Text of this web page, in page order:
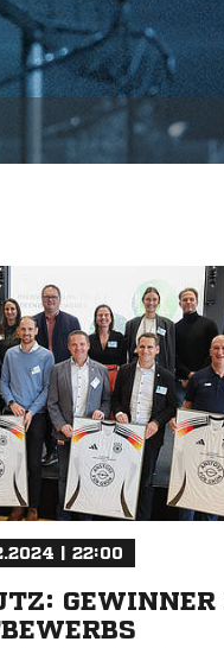
| 22:00
GEWINNER